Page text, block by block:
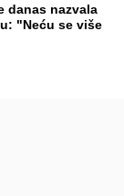
danas nazvala
"Neću se više